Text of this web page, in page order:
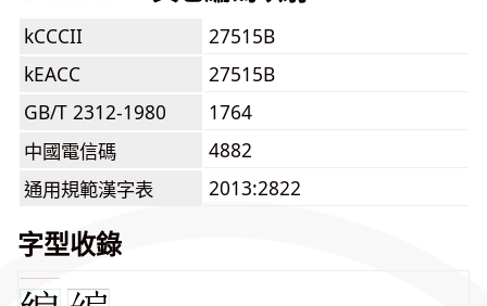
kCCCII
27515B
kEACC
27515B
GB/T 2312-1980
1764
中國電信碼
4882
通用規範漢字表
2013:2822
字型收錄